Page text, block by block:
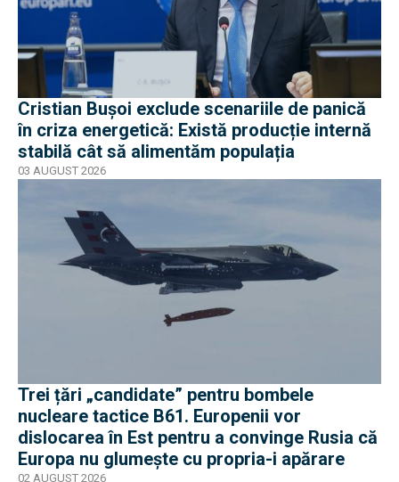
Cristian Bușoi exclude scenariile de panică
în criza energetică: Există producție internă
stabilă cât să alimentăm populația
03 AUGUST 2026
Trei țări „candidate” pentru bombele
nucleare tactice B61. Europenii vor
dislocarea în Est pentru a convinge Rusia că
Europa nu glumește cu propria-i apărare
02 AUGUST 2026